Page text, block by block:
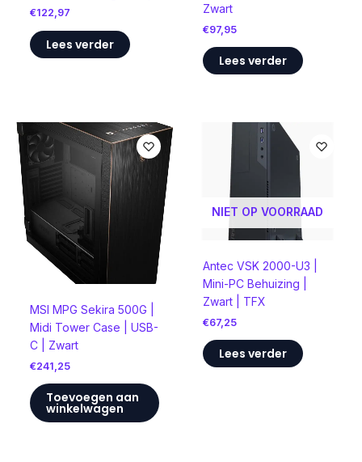
€122,97
Lees verder
Zwart
€97,95
Lees verder
MSI MPG Sekira 500G |
Midi Tower Case | USB-
C | Zwart
€241,25
Toevoegen aan
winkelwagen
NIET OP VOORRAAD
Antec VSK 2000-U3 |
Mini-PC Behuizing |
Zwart | TFX
€67,25
Lees verder